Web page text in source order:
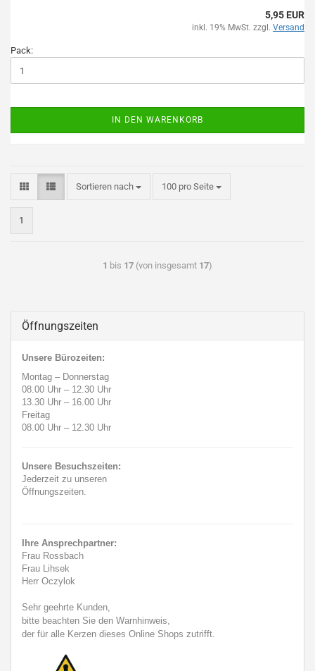
5,95 EUR
inkl. 19% MwSt. zzgl. Versand
Pack:
IN DEN WARENKORB
Sortieren nach 100 pro Seite
1
1 bis 17 (von insgesamt 17)
Öffnungszeiten
Unsere Bürozeiten:
Montag – Donnerstag
08.00 Uhr – 12.30 Uhr
13.30 Uhr – 16.00 Uhr
Freitag
08.00 Uhr – 12.30 Uhr
Unsere Besuchszeiten:
Jederzeit zu unseren
Öffnungszeiten.
Ihre Ansprechpartner:
Frau Rossbach
Frau Lihsek
Herr Oczylok
Sehr geehrte Kunden,
bitte beachten Sie den Warnhinweis,
der für alle Kerzen dieses Online Shops zutrifft.